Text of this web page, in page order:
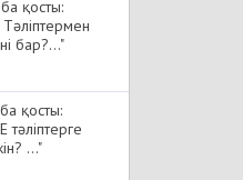
қосты:
бар?..."
қосты:
тәліптерге
..."